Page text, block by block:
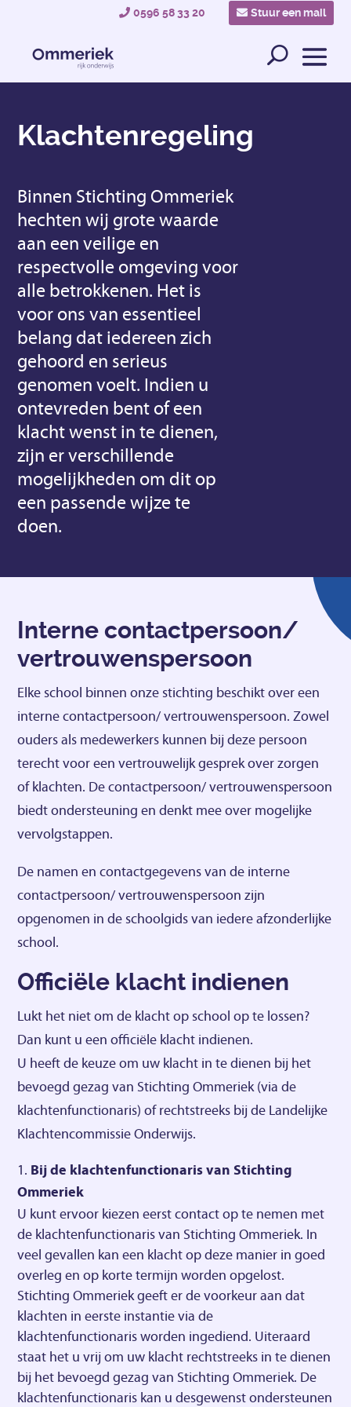
0596 58 33 20 Stuur een mail
Klachtenregeling
Binnen Stichting Ommeriek
hechten wij grote waarde
aan een veilige en
respectvolle omgeving voor
alle betrokkenen. Het is
voor ons van essentieel
belang dat iedereen zich
gehoord en serieus
genomen voelt. Indien u
ontevreden bent of een
klacht wenst in te dienen,
zijn er verschillende
mogelijkheden om dit op
een passende wijze te
doen.
Interne contactpersoon/
vertrouwenspersoon
Elke school binnen onze stichting beschikt over een
interne contactpersoon/ vertrouwenspersoon. Zowel
ouders als medewerkers kunnen bij deze persoon
terecht voor een vertrouwelijk gesprek over zorgen
of klachten. De contactpersoon/ vertrouwenspersoon
biedt ondersteuning en denkt mee over mogelijke
vervolgstappen.
De namen en contactgegevens van de interne
contactpersoon/ vertrouwenspersoon zijn
opgenomen in de schoolgids van iedere afzonderlijke
school.
Officiële klacht indienen
Lukt het niet om de klacht op school op te lossen?
Dan kunt u een officiële klacht indienen.
U heeft de keuze om uw klacht in te dienen bij het
bevoegd gezag van Stichting Ommeriek (via de
klachtenfunctionaris) of rechtstreeks bij de Landelijke
Klachtencommissie Onderwijs.
Bij de klachtenfunctionaris van Stichting
Ommeriek
U kunt ervoor kiezen eerst contact op te nemen met
de klachtenfunctionaris van Stichting Ommeriek. In
veel gevallen kan een klacht op deze manier in goed
overleg en op korte termijn worden opgelost.
Stichting Ommeriek geeft er de voorkeur aan dat
klachten in eerste instantie via de
klachtenfunctionaris worden ingediend. Uiteraard
staat het u vrij om uw klacht rechtstreeks in te dienen
bij het bevoegd gezag van Stichting Ommeriek. De
klachtenfunctionaris kan u desgewenst ondersteunen